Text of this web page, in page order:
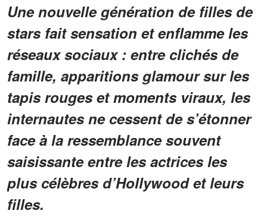
Une nouvelle génération de filles de
stars fait sensation et enflamme les
réseaux sociaux : entre clichés de
famille, apparitions glamour sur les
tapis rouges et moments viraux, les
internautes ne cessent de s’étonner
face à la ressemblance souvent
saisissante entre les actrices les
plus célèbres d’Hollywood et leurs
filles.